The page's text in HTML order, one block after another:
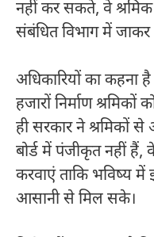
नहीं कर सकते, वे श्रमिक
संबंधित विभाग में
अधिकारियों का कहना
हजारों निर्माण
ही सरकार ने श्रमिकों
बोर्ड में पंजीकृत नहीं
करवाएं ताकि भविष्य
आसानी से मिल सके।